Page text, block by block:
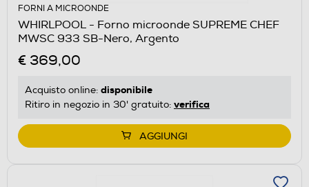
FORNI A MICROONDE
WHIRLPOOL - Forno microonde SUPREME CHEF
MWSC 933 SB-Nero, Argento
€ 369,00
Acquisto online: disponibile
Ritiro in negozio in 30' gratuito: verifica
AGGIUNGI